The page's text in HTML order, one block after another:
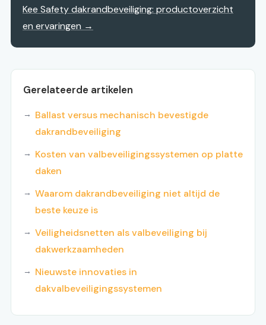
Kee Safety dakrandbeveiliging: productoverzicht
en ervaringen →
Gerelateerde artikelen
Ballast versus mechanisch bevestigde
dakrandbeveiliging
Kosten van valbeveiligingssystemen op platte
daken
Waarom dakrandbeveiliging niet altijd de
beste keuze is
Veiligheidsnetten als valbeveiliging bij
dakwerkzaamheden
Nieuwste innovaties in
dakvalbeveiligingssystemen